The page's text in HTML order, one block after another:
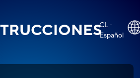
CL -
Español